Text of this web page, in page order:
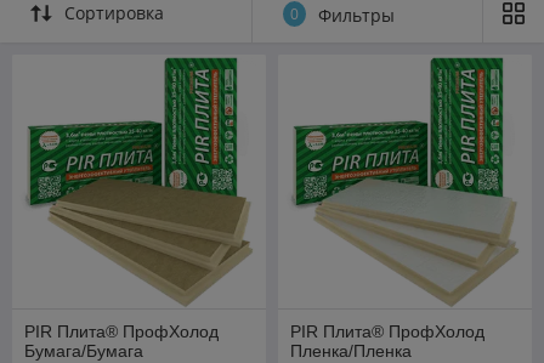
Сортировка 0 Фильтры
PIR Плита® ПрофХолод
Бумага/Бумага
PIR Плита® ПрофХолод
Пленка/Пленка